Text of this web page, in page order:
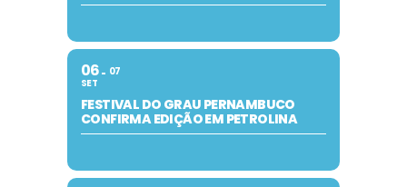
06
SET
07
FESTIVAL DO GRAU PERNAMBUCO
CONFIRMA EDIÇÃO EM PETROLINA